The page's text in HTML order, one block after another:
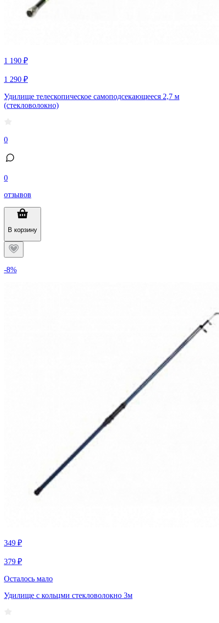
1 190 ₽
1 290 ₽
Удилище телескопическое самоподсекающееся 2,7 м
(стекловолокно)
0
0
отзывов
В корзину
-8%
349 ₽
379 ₽
Осталось мало
Удилище с кольцми стекловолокно 3м